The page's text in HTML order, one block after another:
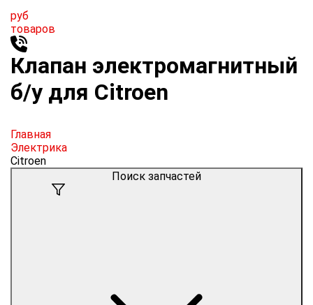
руб
товаров
Клапан электромагнитный
б/у для Citroen
Главная
Электрика
Citroen
Поиск запчастей